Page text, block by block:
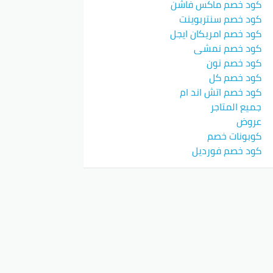
كود خصم ماكس فاشن
كود خصم سنتربوينت
كود خصم امريكان ايجل
كود خصم نمشي
كود خصم نون
كود خصم كل
كود خصم اتش اند ام
جميع المتاجر
عروض
كوبونات خصم
كود خصم فورديل